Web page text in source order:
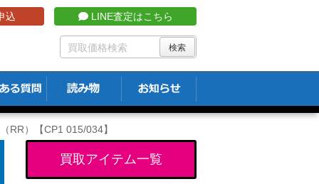
込 LINE査定はこちら
RR）【CP1 015/034】
買取アイテム一覧